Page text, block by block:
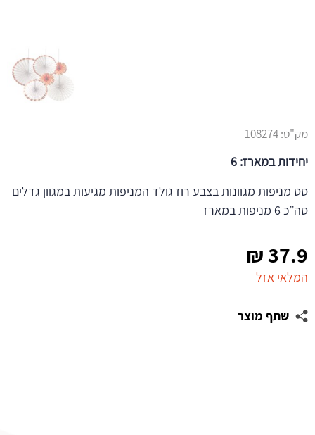
37.9
₪
המלאי אזל
שתף מוצר
מק"ט:108274
יחידות במארז: 6
סט מניפות מגוונות בצבע רוז גולד המניפות מגיעות במגוון גדלים
סה”כ 6 מניפות במארז